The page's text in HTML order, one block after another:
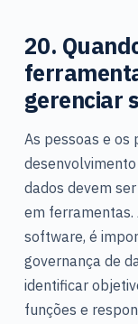
20.
gerenciar
As pessoas e os
dados devem
em ferramentas.
software, é
governança de
identificar
funções e